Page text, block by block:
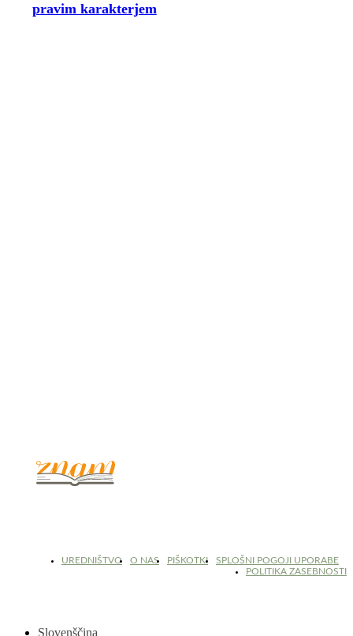
pravim karakterjem
UREDNIŠTVO O NAS PIŠKOTKI
SPLOŠNI POGOJI UPORABE
POLITIKA ZASEBNOSTI
Slovenščina